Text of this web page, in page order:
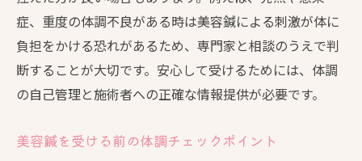
美容鍼の施術後に現れる疲労軽減効果
美容鍼が選ばれる背景にある体調改善力
自律神経を整える美容鍼の驚きの効果を実感
美容鍼が自律神経に与える影響とその理由
ストレス緩和に役立つ美容鍼の実践方法
症、重度の体調不良がある時は美容鍼による刺激が体に
負担をかける恐れがあるため、専門家と相談のうえで判
断することが大切です。安心して受けるためには、体調
の自己管理と施術者への正確な情報提供が必要です。
美容鍼を受ける前の体調チェックポイント